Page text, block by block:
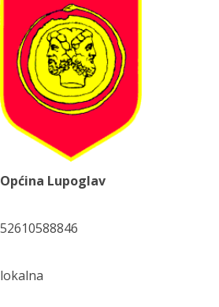
Općina Lupoglav
52610588846
lokalna